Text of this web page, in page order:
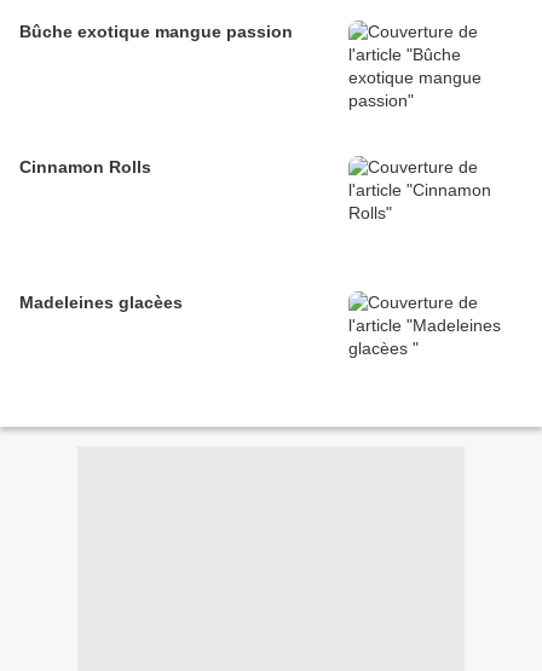
Bûche exotique mangue passion
Cinnamon Rolls
Madeleines glacèes